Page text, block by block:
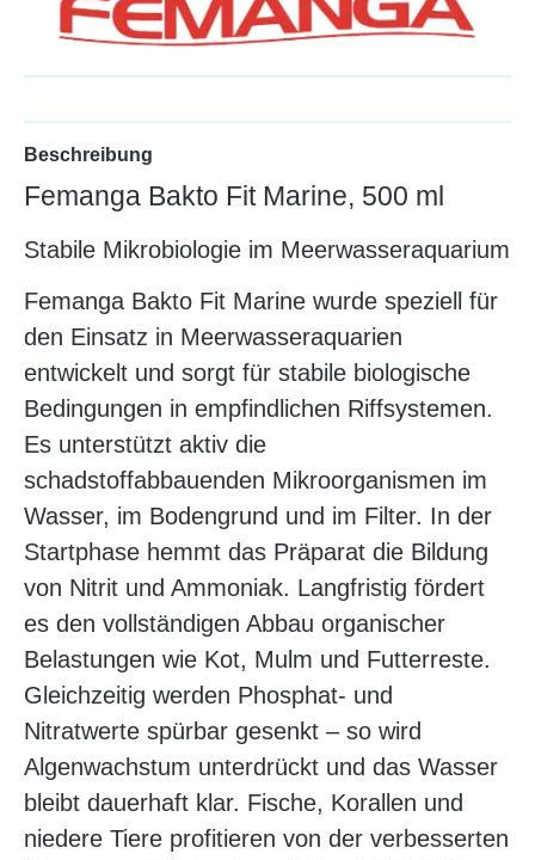
Beschreibung
Femanga Bakto Fit Marine, 500 ml
Stabile Mikrobiologie im Meerwasseraquarium
Femanga Bakto Fit Marine wurde speziell für
den Einsatz in Meerwasseraquarien
entwickelt und sorgt für stabile biologische
Bedingungen in empfindlichen Riffsystemen.
Es unterstützt aktiv die
schadstoffabbauenden Mikroorganismen im
Wasser, im Bodengrund und im Filter. In der
Startphase hemmt das Präparat die Bildung
von Nitrit und Ammoniak. Langfristig fördert
es den vollständigen Abbau organischer
Belastungen wie Kot, Mulm und Futterreste.
Gleichzeitig werden Phosphat- und
Nitratwerte spürbar gesenkt – so wird
Algenwachstum unterdrückt und das Wasser
bleibt dauerhaft klar. Fische, Korallen und
niedere Tiere profitieren von der verbesserten